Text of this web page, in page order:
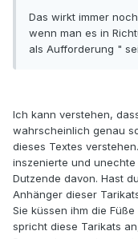
Das wirkt immer
wenn man es in
als Aufforderung "
Ich kann verstehen,
wahrscheinlich genau
dieses Textes
inszenierte und
Dutzende davon. Hast
Anhänger dieser
Sie küssen ihm die
spricht diese Tarikats